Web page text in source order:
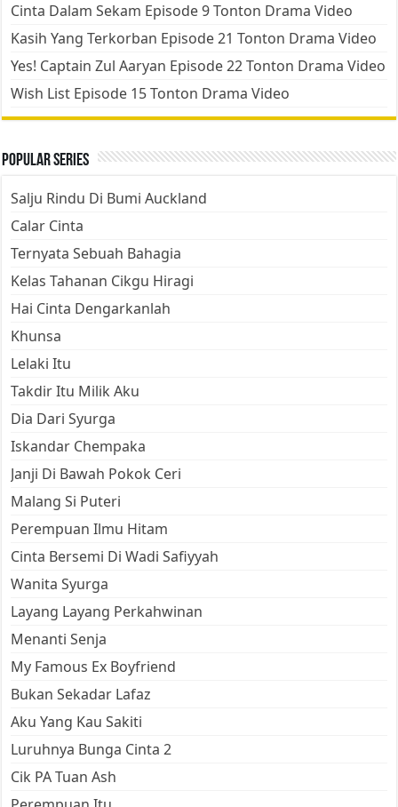
Cinta Dalam Sekam Episode 9 Tonton Drama Video
Kasih Yang Terkorban Episode 21 Tonton Drama Video
Yes! Captain Zul Aaryan Episode 22 Tonton Drama Video
Wish List Episode 15 Tonton Drama Video
Popular Series
Salju Rindu Di Bumi Auckland
Calar Cinta
Ternyata Sebuah Bahagia
Kelas Tahanan Cikgu Hiragi
Hai Cinta Dengarkanlah
Khunsa
Lelaki Itu
Takdir Itu Milik Aku
Dia Dari Syurga
Iskandar Chempaka
Janji Di Bawah Pokok Ceri
Malang Si Puteri
Perempuan Ilmu Hitam
Cinta Bersemi Di Wadi Safiyyah
Wanita Syurga
Layang Layang Perkahwinan
Menanti Senja
My Famous Ex Boyfriend
Bukan Sekadar Lafaz
Aku Yang Kau Sakiti
Luruhnya Bunga Cinta 2
Cik PA Tuan Ash